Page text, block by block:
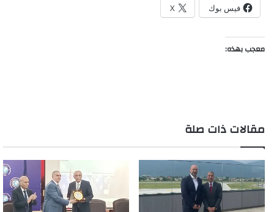
فيس بوك X
معجب بهذه:
مقالات ذات صلة